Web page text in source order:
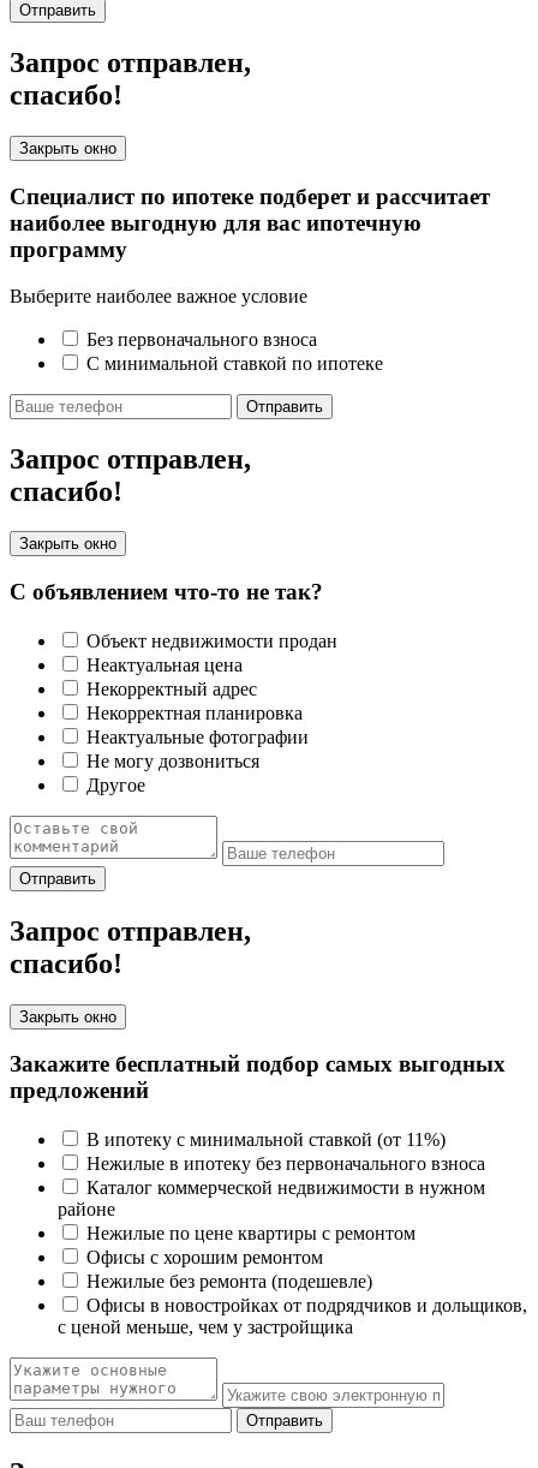
Отправить
Запрос отправлен,
спасибо!
Закрыть окно
Специалист по ипотеке подберет и рассчитает
наиболее выгодную для вас ипотечную
программу
Выберите наиболее важное условие
Без первоначального взноса
С минимальной ставкой по ипотеке
Отправить
Запрос отправлен,
спасибо!
Закрыть окно
С объявлением что-то не так?
Объект недвижимости продан
Неактуальная цена
Некорректный адрес
Некорректная планировка
Неактуальные фотографии
Не могу дозвониться
Другое
Отправить
Запрос отправлен,
спасибо!
Закрыть окно
Закажите бесплатный подбор самых выгодных
предложений
В ипотеку с минимальной ставкой (от 11%)
Нежилые в ипотеку без первоначального взноса
Каталог коммерческой недвижимости в нужном
районе
Нежилые по цене квартиры с ремонтом
Офисы с хорошим ремонтом
Нежилые без ремонта (подешевле)
Офисы в новостройках от подрядчиков и дольщиков,
с ценой меньше, чем у застройщика
Отправить